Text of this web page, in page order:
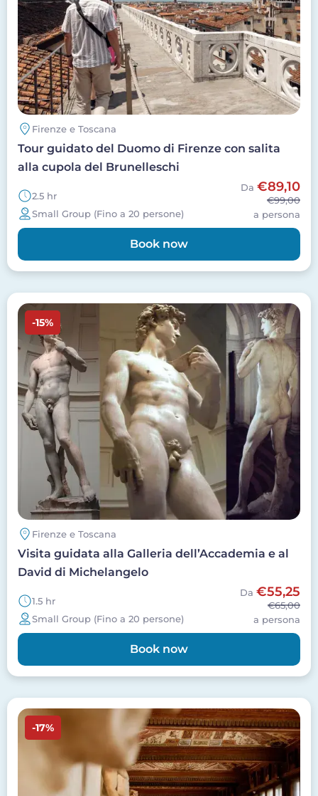
Firenze e Toscana
Tour guidato del Duomo di Firenze con salita
alla cupola del Brunelleschi
2.5 hr
Small Group (Fino a 20 persone)
Da €89,10
€99,00
a persona
Book now
Image
-15%
Firenze e Toscana
Visita guidata alla Galleria dell’Accademia e al
David di Michelangelo
1.5 hr
Small Group (Fino a 20 persone)
Da €55,25
€65,00
a persona
Book now
Image
-17%